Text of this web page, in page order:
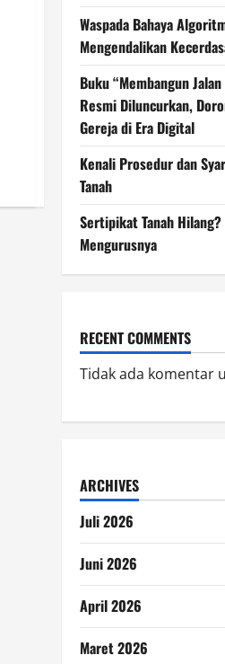
Waspada Bahaya
Mengendalikan
Buku “Membangun
Resmi Diluncurkan,
Gereja di Era Digital
Kenali Prosedur dan
Tanah
Sertipikat Tanah
Mengurusnya
RECENT COMMENTS
Tidak ada komentar
ARCHIVES
Juli 2026
Juni 2026
April 2026
Maret 2026